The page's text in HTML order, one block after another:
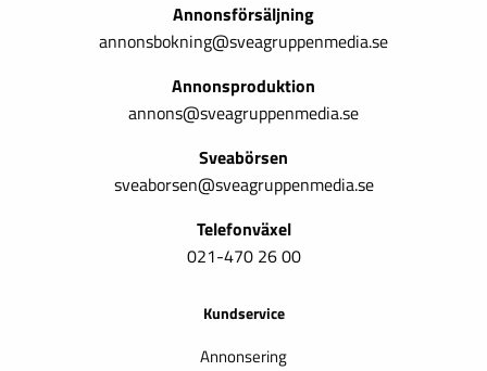
Annonsförsäljning
annonsbokning@sveagruppenmedia.se
Annonsproduktion
annons@sveagruppenmedia.se
Sveabörsen
sveaborsen@sveagruppenmedia.se
Telefonväxel
021-470 26 00
Kundservice
Annonsering